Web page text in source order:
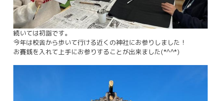
続いては初詣です。
今年は校舎から歩いて行ける近くの神社にお参りしました！
お賽銭を入れて上手にお参りすることが出来ました(*^^*)